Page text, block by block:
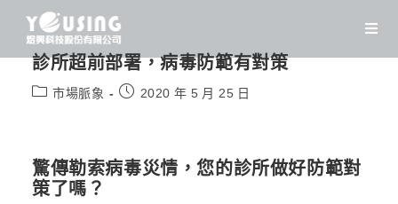
content診所超前部署，病毒防範有對策
Post市場脈象
Post2020 年 5 月 25 日
驚傳勒索病毒災情，您的診所做好防範對
策了嗎？